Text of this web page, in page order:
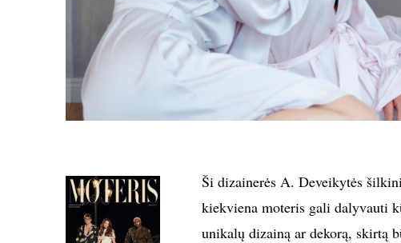
Ši dizainerės A. Deveikytės
kiekviena moteris gali dalyvauti
unikalų dizainą ar dekorą, skirtą